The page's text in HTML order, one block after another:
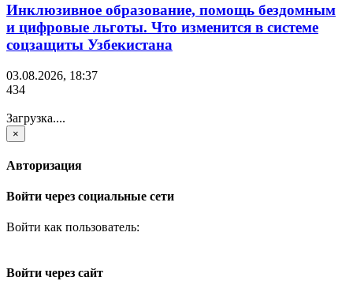
Инклюзивное образование, помощь бездомным
и цифровые льготы. Что изменится в системе
соцзащиты Узбекистана
03.08.2026, 18:37
434
Загрузка....
×
Авторизация
Войти через социальные сети
Войти как пользователь:
Войти через сайт